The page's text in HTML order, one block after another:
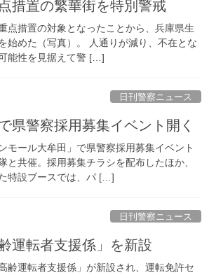
措置の繁華街を特別警戒
点措置の対象となったことから、兵庫県生
始めた（写真）。 人通りが減り、不在とな
能性を見据えて警 […]
日刊警察ニュース
県警察採用募集イベント開く
モール大牟田」で県警察採用募集イベント
共催。採用募集チラシを配布したほか、
特設ブースでは、パ […]
日刊警察ニュース
運転者支援係」を新設
齢運転者支援係」が新設され、運転免許セ